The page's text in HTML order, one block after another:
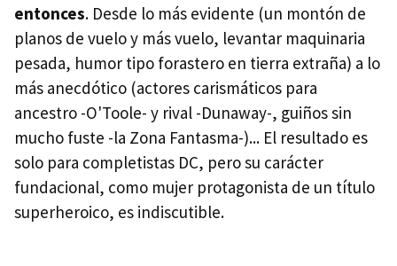
entonces. Desde lo más evidente (un montón de
planos de vuelo y más vuelo, levantar maquinaria
pesada, humor tipo forastero en tierra extraña) a lo
más anecdótico (actores carismáticos para
ancestro -O'Toole- y rival -Dunaway-, guiños sin
mucho fuste -la Zona Fantasma-)... El resultado es
solo para completistas DC, pero su carácter
fundacional, como mujer protagonista de un título
superheroico, es indiscutible.